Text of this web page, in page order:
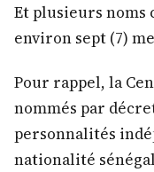
Et plusieurs
environ sept (7)
Pour rappel, la
nommés par
personnalités
nationalité